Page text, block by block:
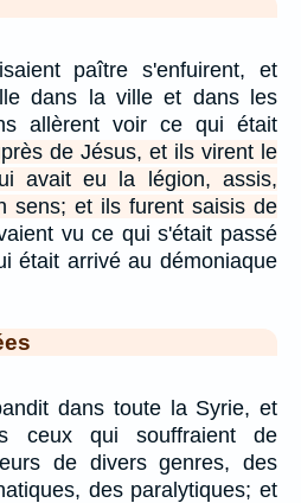
paître s'enfuirent, et
dans la ville et dans les
allèrent voir ce qui était
de Jésus, et ils virent le
avait eu la légion, assis,
sens; et ils furent saisis de
vu ce qui s'était passé
était arrivé au démoniaque
dans toute la Syrie, et
ceux qui souffraient de
de divers genres, des
des paralytiques; et